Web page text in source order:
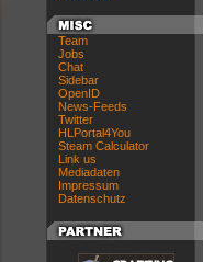
Team
Jobs
Chat
Sidebar
OpenID
News-Feeds
Twitter
HLPortal4You
Steam Calculator
Link us
Mediadaten
Impressum
Datenschutz